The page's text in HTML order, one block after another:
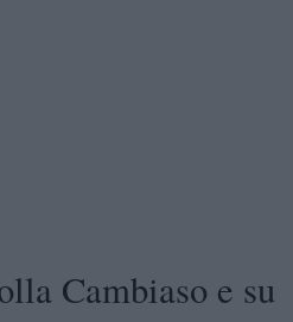
Cambiaso e su